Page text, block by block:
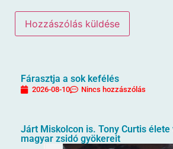
Fárasztja a sok kefélés
2026-08-10 Nincs hozzászólás
Járt Miskolcon is. Tony Curtis élete
magyar zsidó gyökereit